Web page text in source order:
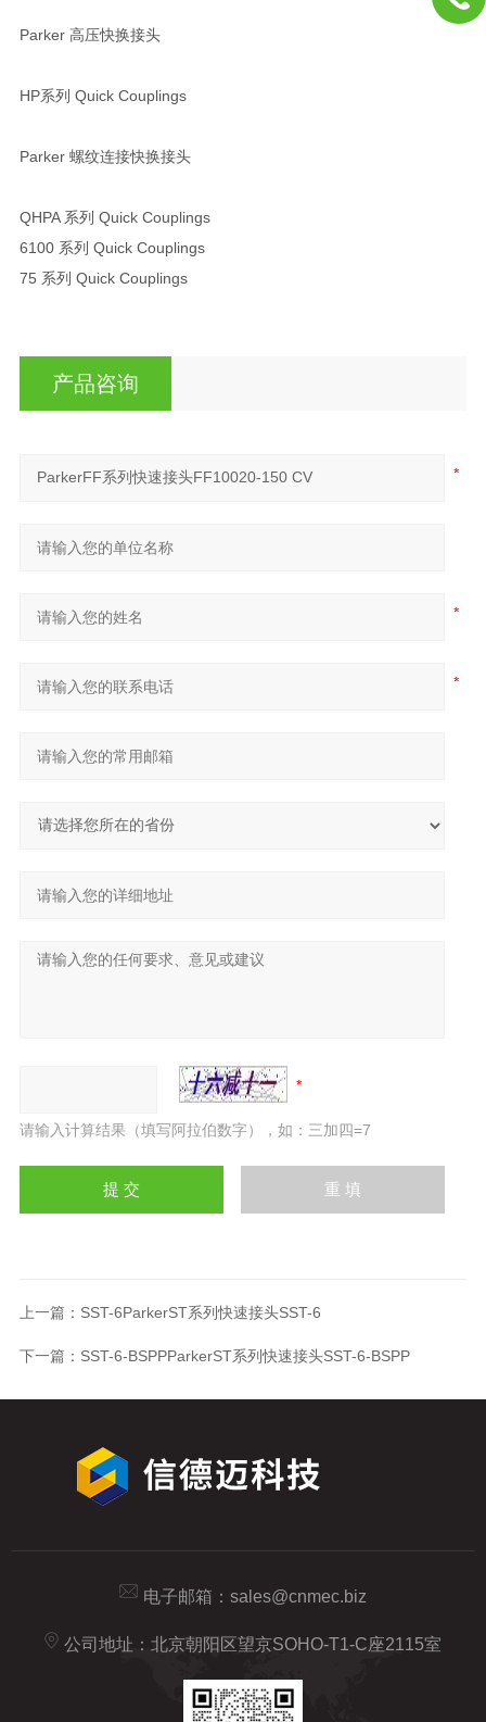
Parker 高压快换接头
HP系列 Quick Couplings
Parker 螺纹连接快换接头
QHPA 系列 Quick Couplings
6100 系列 Quick Couplings
75 系列 Quick Couplings
产品咨询
请输入计算结果（填写阿拉伯数字），如：三加四=7
上一篇： SST-6ParkerST系列快速接头SST-6
下一篇： SST-6-BSPPParkerST系列快速接头SST-6-BSPP
电子邮箱： sales@cnmec.biz
公司地址：北京朝阳区望京SOHO-T1-C座2115室